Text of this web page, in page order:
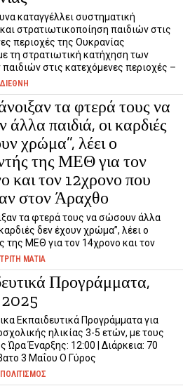
καταγγέλλει συστηματική
στρατιωτικοποίηση παιδιών στις
περιοχές της Ουκρανίας
τη στρατιωτική κατήχηση των
στις κατεχόμενες περιοχές –
ΔΙΕΘΝΗ
τα φτερά τους να
παιδιά, οι καρδιές
χρώμα”, λέει ο
της ΜΕΘ για τον
και τον 12χρονο που
στον Άραχθο
τα φτερά τους να σώσουν άλλα
δεν έχουν χρώμα”, λέει ο
της ΜΕΘ για τον 14χρονο και τον
ΤΡΙΤΗ ΜΑΤΙΑ
Προγράμματα,
Εκπαιδευτικά Προγράμματα για
ηλικίας 3-5 ετών, με τους
Ώρα Έναρξης: 12:00 | Διάρκεια: 70
3 Μαΐου Ο Γύρος
ΠΟΛΙΤΙΣΜΟΣ